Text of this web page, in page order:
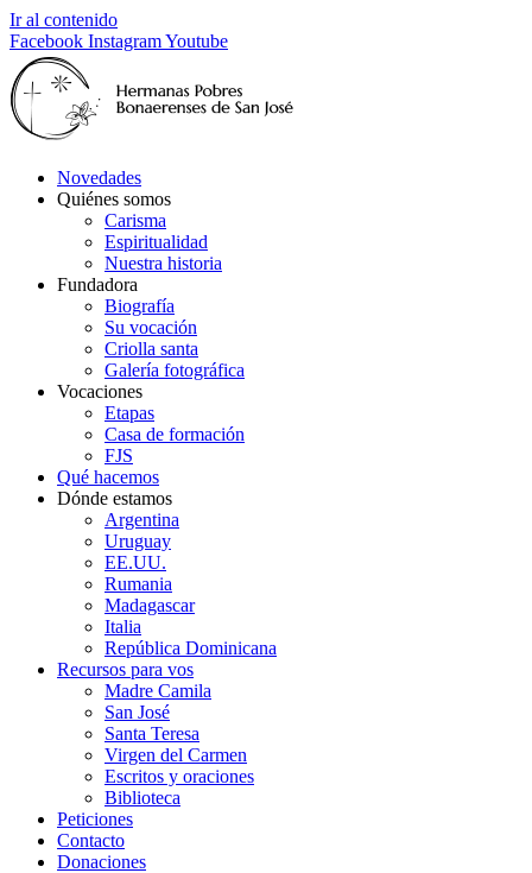
Ir al contenido
Facebook InstagramYoutube
Novedades
Quiénes somos
Carisma
Espiritualidad
Nuestra historia
Fundadora
Biografía
Su vocación
Criolla santa
Galería fotográfica
Vocaciones
Etapas
Casa de formación
FJS
Qué hacemos
Dónde estamos
Argentina
Uruguay
EE.UU.
Rumania
Madagascar
Italia
República Dominicana
Recursos para vos
Madre Camila
San José
Santa Teresa
Virgen del Carmen
Escritos y oraciones
Biblioteca
Peticiones
Contacto
Donaciones